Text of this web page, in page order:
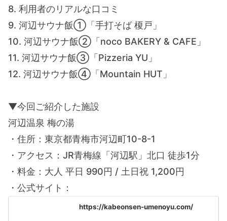
8. 利用者のリアルな口コミ
9. 河辺サウナ飯①「手打そば 榎戸」
10. 河辺サウナ飯②「noco BAKERY & CAFE」
11. 河辺サウナ飯③「Pizzeria YU」
12. 河辺サウナ飯④「Mountain HUT」
▼今回ご紹介した施設
河辺温泉 梅の湯
・住所：東京都青梅市河辺町10-8-1
・アクセス：JR青梅線「河辺駅」北口 徒歩1分
・料金：大人 平日 990円 / 土日祝 1,200円
・公式サイト：
https://kabeonsen-umenoyu.com/